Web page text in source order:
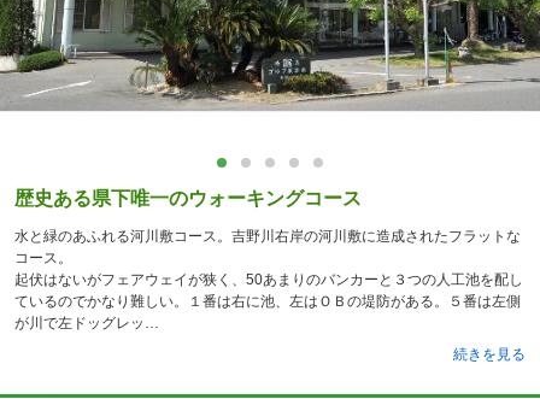
歴史ある県下唯一のウォーキングコース
水と緑のあふれる河川敷コース。吉野川右岸の河川敷に造成されたフラットな
コース。
起伏はないがフェアウェイが狭く、50あまりのバンカーと３つの人工池を配し
ているのでかなり難しい。１番は右に池、左はＯＢの堤防がある。５番は左側
が川で左ドッグレッ
続きを見る